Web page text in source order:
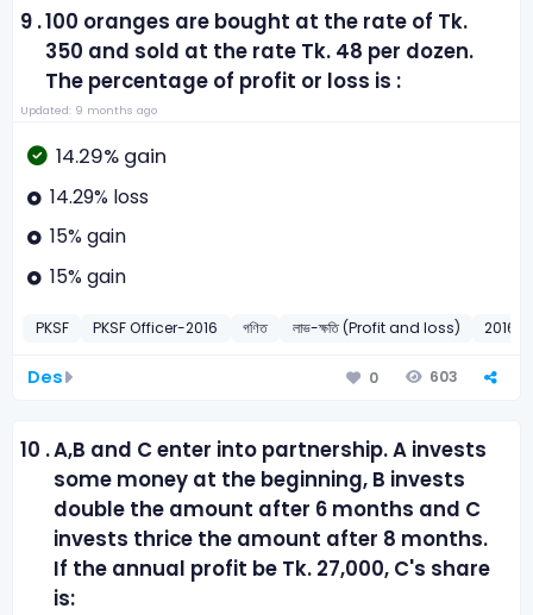
9 .100 oranges are bought at the rate of Tk.
350 and sold at the rate Tk. 48 per dozen.
The percentage of profit or loss is :
Updated: 9 months ago
14.29% gain
14.29% loss
15% gain
15% gain
PKSF PKSF Officer-2016 গণিত লাভ-ক্ষতি (Profit and loss) 2016
Des 0 603
10 .A,B and C enter into partnership. A invests
some money at the beginning, B invests
double the amount after 6 months and C
invests thrice the amount after 8 months.
If the annual profit be Tk. 27,000, C's share
is: